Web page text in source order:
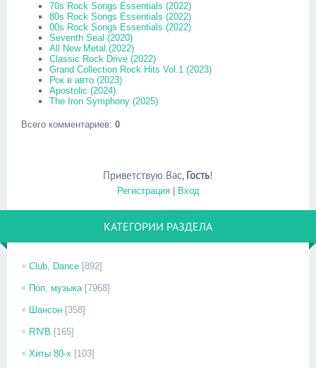
70s Rock Songs Essentials (2022)
80s Rock Songs Essentials (2022)
00s Rock Songs Essentials (2022)
Seventh Seal (2020)
All New Metal (2022)
Classic Rock Drive (2022)
Grand Collection Rock Hits Vol.1 (2023)
Рок в авто (2023)
Apostolic (2024)
The Iron Symphony (2025)
Всего комментариев: 0
Приветствую Вас, Гость!
Регистрация| Вход
КАТЕГОРИИ РАЗДЕЛА
Club, Dance [892]
Поп, музыка [7968]
Шансон [358]
R'N'B [165]
Хиты 80-х [103]